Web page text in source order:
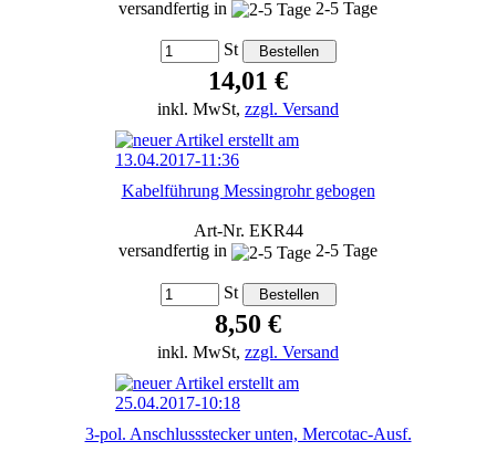
versandfertig in
2-5 Tage
St
14,01 €
inkl. MwSt, zzgl. Versand
Kabelführung Messingrohr gebogen
Art-Nr. EKR44
versandfertig in
2-5 Tage
St
8,50 €
inkl. MwSt, zzgl. Versand
3-pol. Anschlussstecker unten, Mercotac-Ausf.